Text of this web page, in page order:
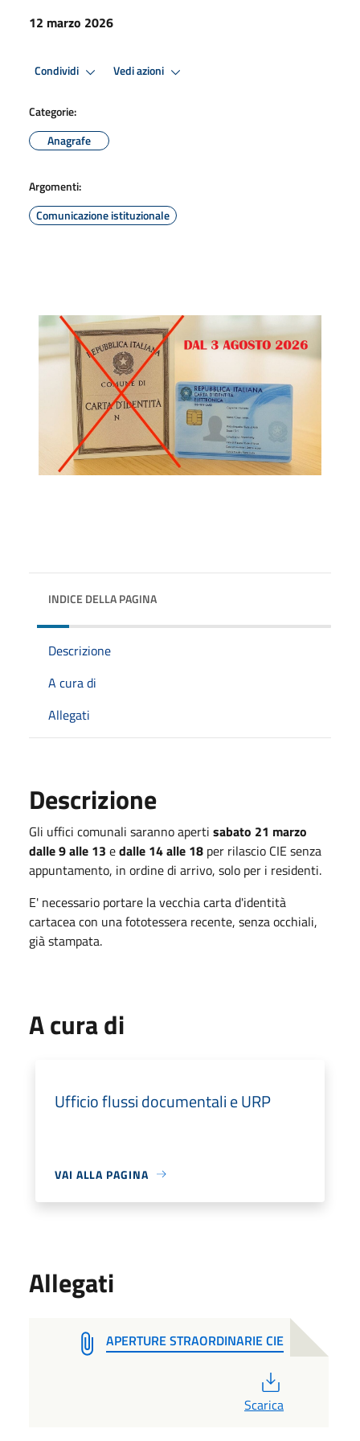
12 marzo 2026
Condividi Vedi azioni
Categorie:
Anagrafe
Argomenti:
Comunicazione istituzionale
INDICE DELLA PAGINA
Descrizione
A cura di
Allegati
Descrizione
Gli uffici comunali saranno aperti sabato 21 marzo
dalle 9 alle 13 edalle 14 alle 18 per rilascio CIE senza
appuntamento, in ordine di arrivo, solo per i residenti.
E' necessario portare la vecchia carta d'identità
cartacea con una fototessera recente, senza occhiali,
già stampata.
A cura di
Ufficio flussi documentali e URP
VAI ALLA PAGINA
Allegati
APERTURE STRAORDINARIE CIE
Scarica